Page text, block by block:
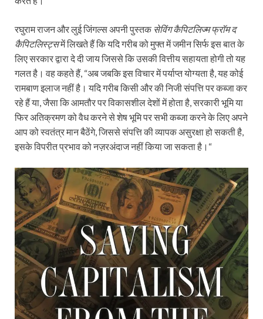
रघुराम राजन और लुई जिंगल्स अपनी पुस्तक सेविंग कैपिटलिज्म फ्रॉम द
कैपिटलिस्ट्समें लिखते हैं कि यदि गरीब को मुफ्त में जमीन सिर्फ इस बात के
लिए सरकार द्वारा दे दी जाय जिससे कि उसकी वित्तीय सहायता होगी तो यह
गलत है। वह कहते हैं, “अब जबकि इस विचार में पर्याप्त योग्यता है, यह कोई
रामबाण इलाज नहीं है। यदि गरीब किसी और की निजी संपत्ति पर कब्जा कर
रहे हैं या, जैसा कि आमतौर पर विकासशील देशों में होता है, सरकारी भूमि या
फिर अतिक्रमण को वैध करने से शेष भूमि पर सभी कब्जा करने के लिए अपने
आप को स्वतंत्र मान बैठेंगे, जिससे संपत्ति की व्यापक असुरक्षा हो सकती है,
इसके विपरीत प्रभाव को नज़रअंदाज नहीं किया जा सकता है।“